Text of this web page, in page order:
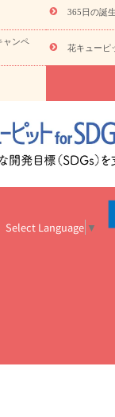
トルコキキ
円～ お祝い・
円～ お祝い・
のマナー
お祝い
のお祝いコラム一覧
結婚祝いの予算相場
ラム お祝い花の
花の正解は？
開
専門家
CO2排出量
365日の誕
ャンペ
花キューピ
Select Language ▼